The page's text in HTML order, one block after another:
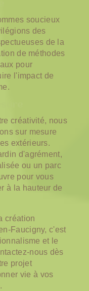
soucieux
des
de la
de méthodes
pour
l'impact de
créativité, nous
sur mesure
extérieurs.
d'agrément,
ou un parc
pour vous
à la hauteur de
création
Faucigny, c'est
et le
nous dès
projet
vie à vos